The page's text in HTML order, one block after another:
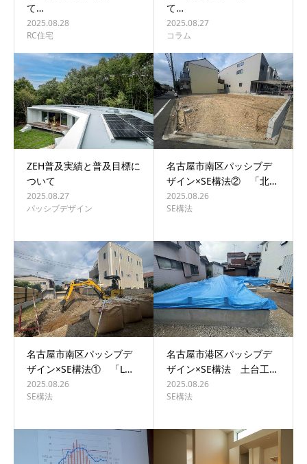
て…
2025.08.28
RC住宅
て…
2025.08.27
コラム
ZEH普及実績と普及目標に
ついて
2025.08.27
パッシブデザイン
名古屋市南区パッシブデ
ザイン×SE構法② 「北…
2025.08.26
SE構法
名古屋市南区パッシブデ
ザイン×SE構法① 「L…
2025.08.26
SE構法
名古屋市港区パッシブデ
ザイン×SE構法 土台工…
2025.08.26
SE構法